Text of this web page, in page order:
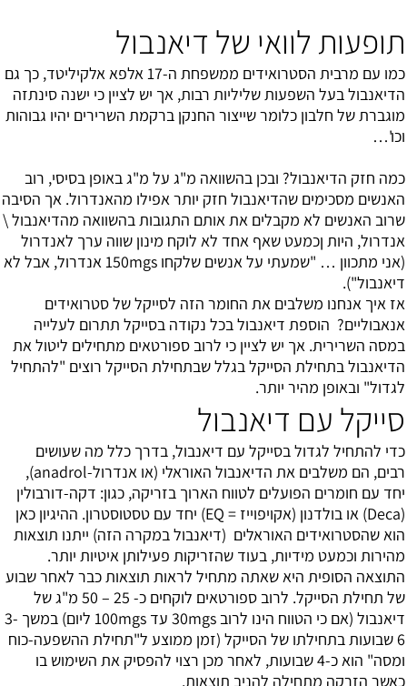
תופעות לוואי של דיאנבול
כמו עם מרבית הסטרואידים ממשפחת ה-17 אלפא אלקיליטד, כך גם
הדיאנבול בעל השפעות שליליות רבות, אך יש לציין כי ישנה סינתזה
מוגברת של חלבון כלומר שייצור החנקן ברקמת השרירים יהיו גבוהות
וכו'…
כמה חזק הדיאנבול? ובכן בהשוואה מ"ג על מ"ג באופן בסיסי, רוב
האנשים מסכימים שהדיאנבול חזק יותר אפילו מהאנדרול. אך הסיבה
שרוב האנשים לא מקבלים את אותם התגובות בהשוואה מהדיאנבול \
אנדרול, היות ןכמעט שאף אחד לא לוקח מינון שווה ערך לאנדרול
(אני מתכוון … "שמעתי על אנשים שלקחו 150mgs אנדרול, אבל לא
דיאנבול").
אז איך אנחנו משלבים את החומר הזה לסייקל של סטרואידים
אנאבוליים? הוספת דיאנבול בכל נקודה בסייקל תתרום לעלייה
במסה השרירית. אך יש לציין כי לרוב ספורטאים מתחילים ליטול את
הדיאנבול בתחילת הסייקל בגלל שבתחילת הסייקל רוצים "להתחיל
לגדול" ובאופן מהיר יותר.
סייקל עם דיאנבול
כדי להתחיל לגדול בסייקל עם דיאנבול, בדרך כלל מה שעושים
רבים, הם משלבים את הדיאנבול האוראלי (או אנדרול-anadrol),
יחד עם חומרים הפועלים לטווח הארוך בזריקה, כגון: דקה-דורבולין
(Deca) או בולדנון (אקויפוייז = EQ) יחד עם טסטוסטרון. ההיגיון כאן
הוא שהסטרואידים האוראלים (דיאנבול במקרה הזה) ייתנו תוצאות
מהירות וכמעט מידיות, בעוד שהזריקות פעילותן איטיות יותר.
התוצאה הסופית היא שאתה מתחיל לראות תוצאות כבר לאחר שבוע
של תחילת הסייקל. לרוב ספורטאים לוקחים כ- 25 – 50 מ"ג של
דיאנבול (אם כי הטווח הינו לרוב 30mgs עד 100mgs ליום) במשך 3-
6 שבועות בתחילתו של הסייקל (זמן ממוצע ל"תחילת ההשפעה-כוח
ומסה" הוא כ-4 שבועות, לאחר מכן רצוי להפסיק את השימוש בו
כאשר הזרקה מתחילה להניב תוצאות.